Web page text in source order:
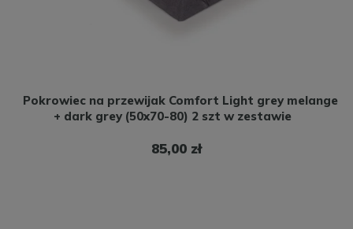
Pokrowiec na przewijak Comfort Light grey melange
+ dark grey (50x70-80) 2 szt w zestawie
85,00 zł